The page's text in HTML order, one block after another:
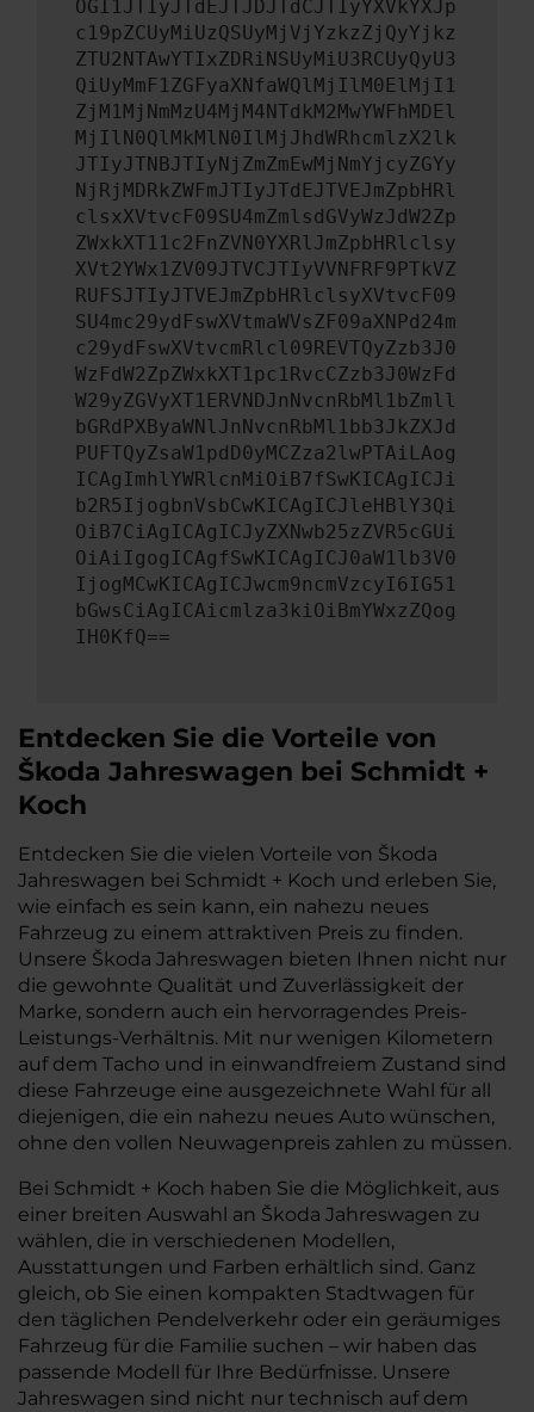
OGI1JTIyJTdEJTJDJTdCJTIyYXVkYXJp
c19pZCUyMiUzQSUyMjVjYzkzZjQyYjkz
ZTU2NTAwYTIxZDRiNSUyMiU3RCUyQyU3
QiUyMmF1ZGFyaXNfaWQlMjIlM0ElMjI1
ZjM1MjNmMzU4MjM4NTdkM2MwYWFhMDEl
MjIlN0QlMkMlN0IlMjJhdWRhcmlzX2lk
JTIyJTNBJTIyNjZmZmEwMjNmYjcyZGYy
NjRjMDRkZWFmJTIyJTdEJTVEJmZpbHRl
clsxXVtvcF09SU4mZmlsdGVyWzJdW2Zp
ZWxkXT11c2FnZVN0YXRlJmZpbHRlclsy
XVt2YWx1ZV09JTVCJTIyVVNFRF9PTkVZ
RUFSJTIyJTVEJmZpbHRlclsyXVtvcF09
SU4mc29ydFswXVtmaWVsZF09aXNPd24m
c29ydFswXVtvcmRlcl09REVTQyZzb3J0
WzFdW2ZpZWxkXT1pc1RvcCZzb3J0WzFd
W29yZGVyXT1ERVNDJnNvcnRbMl1bZmll
bGRdPXByaWNlJnNvcnRbMl1bb3JkZXJd
PUFTQyZsaW1pdD0yMCZza2lwPTAiLAog
ICAgImhlYWRlcnMiOiB7fSwKICAgICJi
b2R5IjogbnVsbCwKICAgICJleHBlY3Qi
OiB7CiAgICAgICJyZXNwb25zZVR5cGUi
OiAiIgogICAgfSwKICAgICJ0aW1lb3V0
IjogMCwKICAgICJwcm9ncmVzcyI6IG51
bGwsCiAgICAicmlza3kiOiBmYWxzZQog
IH0KfQ==
Entdecken Sie die Vorteile von
Škoda Jahreswagen bei Schmidt +
Koch
Entdecken Sie die vielen Vorteile von Škoda
Jahreswagen bei Schmidt + Koch und erleben Sie,
wie einfach es sein kann, ein nahezu neues
Fahrzeug zu einem attraktiven Preis zu finden.
Unsere Škoda Jahreswagen bieten Ihnen nicht nur
die gewohnte Qualität und Zuverlässigkeit der
Marke, sondern auch ein hervorragendes Preis-
Leistungs-Verhältnis. Mit nur wenigen Kilometern
auf dem Tacho und in einwandfreiem Zustand sind
diese Fahrzeuge eine ausgezeichnete Wahl für all
diejenigen, die ein nahezu neues Auto wünschen,
ohne den vollen Neuwagenpreis zahlen zu müssen.
Bei Schmidt + Koch haben Sie die Möglichkeit, aus
einer breiten Auswahl an Škoda Jahreswagen zu
wählen, die in verschiedenen Modellen,
Ausstattungen und Farben erhältlich sind. Ganz
gleich, ob Sie einen kompakten Stadtwagen für
den täglichen Pendelverkehr oder ein geräumiges
Fahrzeug für die Familie suchen – wir haben das
passende Modell für Ihre Bedürfnisse. Unsere
Jahreswagen sind nicht nur technisch auf dem